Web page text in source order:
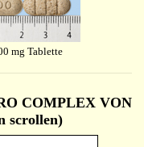
mg Tablette
COMPLEX VON
scrollen)